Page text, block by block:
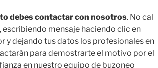
debes contactar con nosotros. No cal
mensaje haciendo clic en
y dejando tus datos los profesionales en
para demostrarte el motivo por el
en nuestro equipo de buzoneo